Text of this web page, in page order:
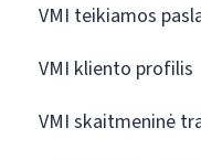
VMI teikiamos
VMI kliento profilis
VMI skaitmeninė